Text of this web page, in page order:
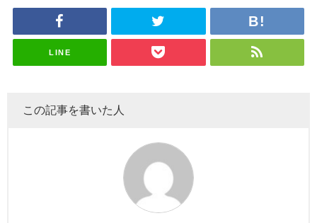
がこちら
ざわつかせ
「ラヴィッ
スタジオ出
ざわつかせ
さんに恐怖
ナンタラ】
LINE
この記事を書いた人